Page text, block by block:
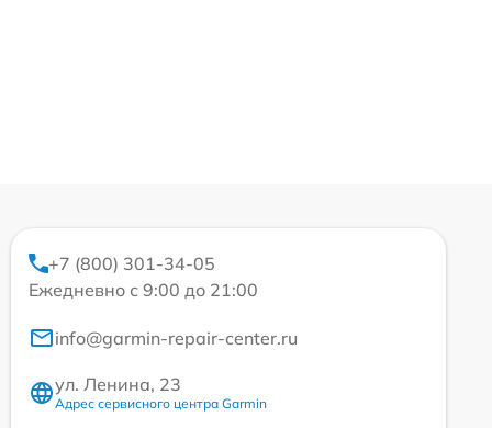
+7 (800) 301-34-05
Ежедневно с 9:00 до 21:00
info@garmin-repair-center.ru
ул. Ленина, 23
Адрес сервисного центра Garmin